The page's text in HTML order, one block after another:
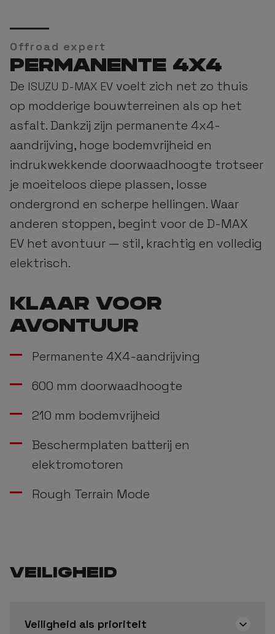
Offroad expert
PERMANENTE 4X4
De ISUZU D-MAX EV voelt zich net zo thuis
op modderige bouwterreinen als op het
asfalt. Dankzij zijn permanente 4x4-
aandrijving, hoge bodemvrijheid en
indrukwekkende doorwaadhoogte trotseer
je moeiteloos diepe plassen, losse
ondergrond en scherpe hellingen. Waar
anderen stoppen, begint voor de D-MAX
EV het avontuur — stil, krachtig en volledig
elektrisch.
KLAAR VOOR
AVONTUUR
Permanente 4X4-aandrijving
600 mm doorwaadhoogte
210 mm bodemvrijheid
Beschermplaten batterij en
elektromotoren
Rough Terrain Mode
VEILIGHEID
Veiligheid als prioriteit